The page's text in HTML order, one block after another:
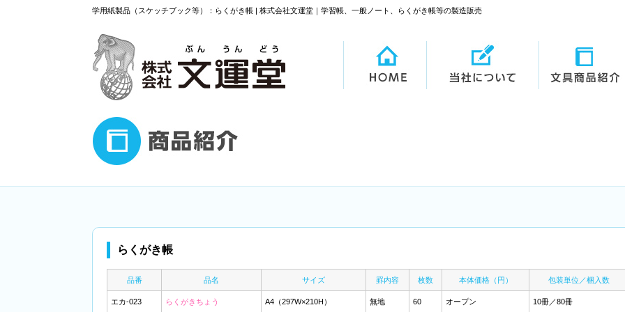
学用紙製品（スケッチブック等）：らくがき帳 | 株式会社文運堂｜学習帳、一般ノート、らくがき帳等の製造販売
らくがき帳
品番 品名 サイズ 罫内容 枚数 本体価格（円） 包装単位／梱入数
エカ-023 らくがきちょう A4（297W×210H） 無地 60 オープン 10冊／80冊